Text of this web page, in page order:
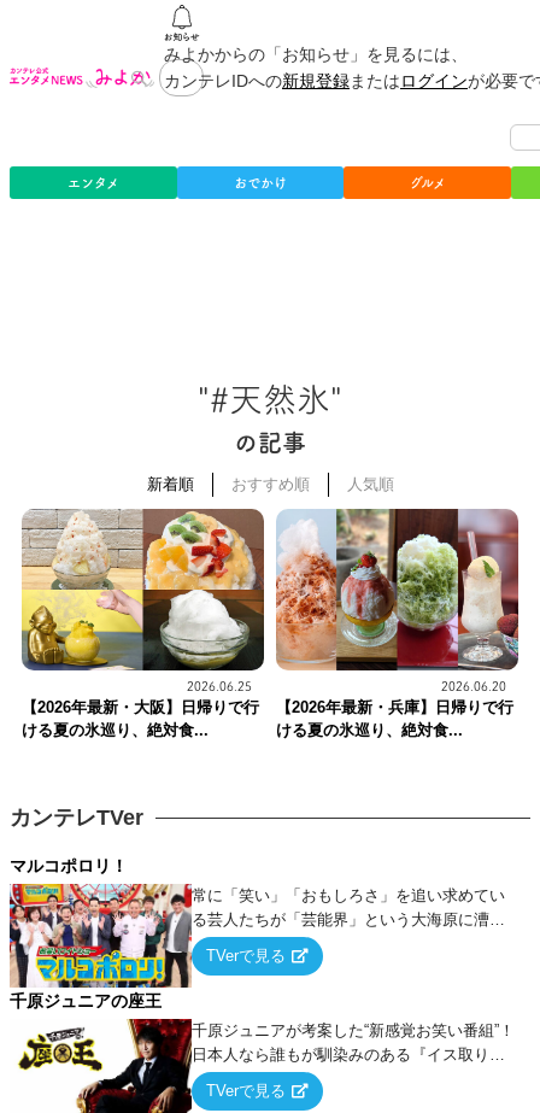
みよかからの「お知らせ」を見るには、
カンテレIDへの新規登録またはログインが必要
エンタメ おでかけ グルメ
"#天然氷"
の記事
新着順 おすすめ順 人気順
2026.06.25
【2026年最新・大阪】日帰りで行
ける夏の氷巡り、絶対食...
2026.06.20
【2026年最新・兵庫】日帰りで行
ける夏の氷巡り、絶対食...
カンテレTVer
マルコポロリ！
常に「笑い」「おもしろさ」を追い求めてい
る芸人たちが「芸能界」という大海原に漕ぎ
出でて、新たなオモシロ人間を発掘する！
TVerで見る
千原ジュニアの座王
千原ジュニアが考案した“新感覚お笑い番組”！
日本人なら誰もが馴染みのある『イス取りゲ
ーム』をベースに、大喜利・ギャグ・モノボ
ケ・歌…など様々なお題で芸人がショートネ
TVerで見る